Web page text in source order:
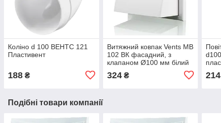
Коліно d 100 ВЕНТС 121
Пластивент
188 ₴
Витяжний ковпак Vents МВ
102 ВК фасадний, з
клапаном Ø100 мм білий
324₴ 214
Подібні товари компанії